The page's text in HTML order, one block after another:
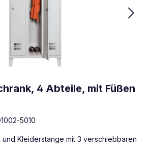
4 Abteile, mit Füßen
5010
und Kleiderstange mit 3 verschiebbaren